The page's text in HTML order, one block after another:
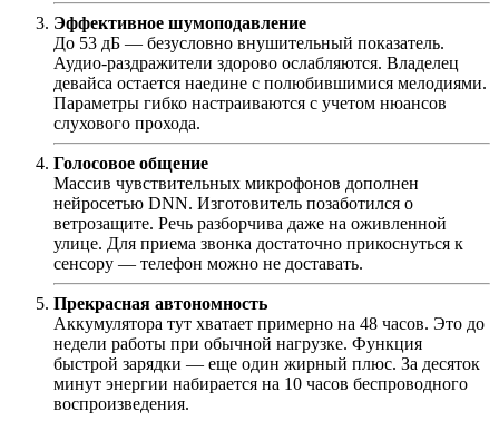
Эффективное шумоподавление
До 53 дБ — безусловно внушительный показатель.
Аудио-раздражители здорово ослабляются. Владелец
девайса остается наедине с полюбившимися мелодиями.
Параметры гибко настраиваются с учетом нюансов
слухового прохода.
Голосовое общение
Массив чувствительных микрофонов дополнен
нейросетью DNN. Изготовитель позаботился о
ветрозащите. Речь разборчива даже на оживленной
улице. Для приема звонка достаточно прикоснуться к
сенсору — телефон можно не доставать.
Прекрасная автономность
Аккумулятора тут хватает примерно на 48 часов. Это до
недели работы при обычной нагрузке. Функция
быстрой зарядки — еще один жирный плюс. За десяток
минут энергии набирается на 10 часов беспроводного
воспроизведения.